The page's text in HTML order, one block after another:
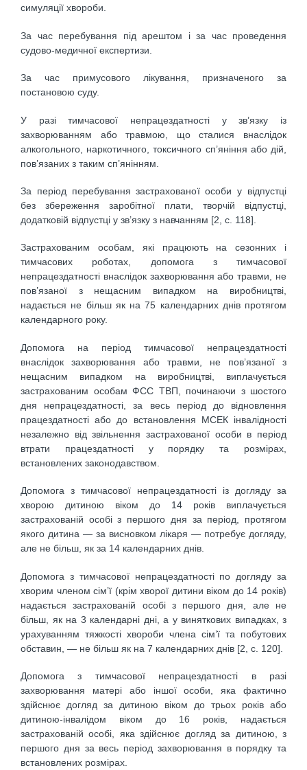
симуляції хвороби.
За час перебування під арештом і за час проведення
судово-медичної експертизи.
За час примусового лікування, призначеного за
постановою суду.
У разі тимчасової непрацездатності у зв’язку із
захворюванням або травмою, що сталися внаслідок
алкогольного, наркотичного, токсичного сп’яніння або дій,
пов’язаних з таким сп’янінням.
За період перебування застрахованої особи у відпустці
без збереження заробітної плати, творчій відпустці,
додатковій відпустці у зв’язку з навчанням [2, с. 118].
Застрахованим особам, які працюють на сезонних і
тимчасових роботах, допомога з тимчасової
непрацездатності внаслідок захворювання або травми, не
пов’язаної з нещасним випадком на виробництві,
надається не більш як на 75 календарних днів протягом
календарного року.
Допомога на період тимчасової непрацездатності
внаслідок захворювання або травми, не пов’язаної з
нещасним випадком на виробництві, виплачується
застрахованим особам ФСС ТВП, починаючи з шостого
дня непрацездатності, за весь період до відновлення
працездатності або до встановлення МСЕК інвалідності
незалежно від звільнення застрахованої особи в період
втрати працездатності у порядку та розмірах,
встановлених законодавством.
Допомога з тимчасової непрацездатності із догляду за
хворою дитиною віком до 14 років виплачується
застрахованій особі з першого дня за період, протягом
якого дитина — за висновком лікаря — потребує догляду,
але не більш, як за 14 календарних днів.
Допомога з тимчасової непрацездатності по догляду за
хворим членом сім’ї (крім хворої дитини віком до 14 років)
надається застрахованій особі з першого дня, але не
більш, як на 3 календарні дні, а у виняткових випадках, з
урахуванням тяжкості хвороби члена сім’ї та побутових
обставин, — не більш як на 7 календарних днів [2, с. 120].
Допомога з тимчасової непрацездатності в разі
захворювання матері або іншої особи, яка фактично
здійснює догляд за дитиною віком до трьох років або
дитиною-інвалідом віком до 16 років, надається
застрахованій особі, яка здійснює догляд за дитиною, з
першого дня за весь період захворювання в порядку та
встановлених розмірах.